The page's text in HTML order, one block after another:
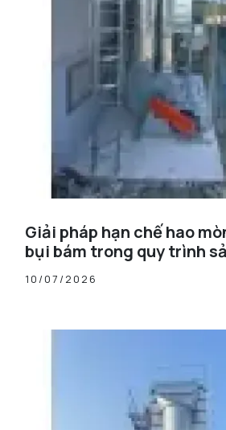
Giải pháp hạn chế hao
bụi bám trong quy trình
10/07/2026